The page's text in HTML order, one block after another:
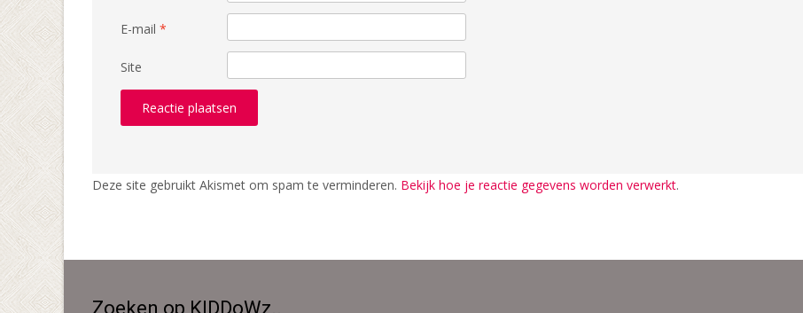
E-mail *
Site
Deze site gebruikt Akismet om spam te verminderen. Bekijk hoe je reactie gegevens worden verwerkt.
Zoeken op KIDDoWz..